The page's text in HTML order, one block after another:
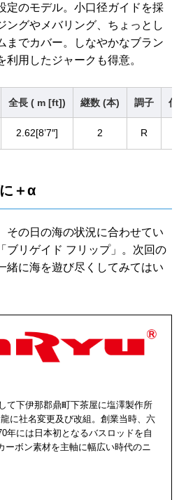
定のモデル。小口径ガイドを採
ングやメバリング、ちょっとし
までカバー。しなやかなブラン
用したジャークも得意。
全長 ( m [ft]) 継数 (本) 調子
2.62[8’7″] 2 R
＋α
その日の海の状況に合わせてい
ブリゲイド フリップ」。次回の
緒に海を遊び尽くしてみてはい
て下伊那郡鼎町下茶屋に塩澤製作所
に社名変更及び改組。創業当時、六
年には日本初となるバスロッドを自
ーボン素材を主軸に幅広い時代のニ
輩出している。ソルトウォーターで
」が有名なほか、バス、トラウト、